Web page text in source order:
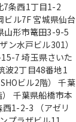
7条西1丁目1-2
ビル7F 宮城県仙台
山形市篭田3-9-5
ン水戸ビル301）
7 埼玉県さいた
波2丁目48番地1
ビル2階） 千葉
千葉県船橋市本
1-2-3 （アゼリ